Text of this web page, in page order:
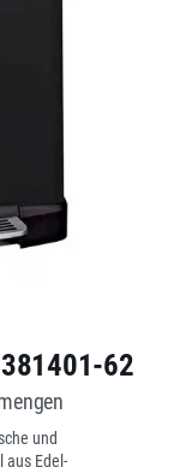
62
und
aus Edel-